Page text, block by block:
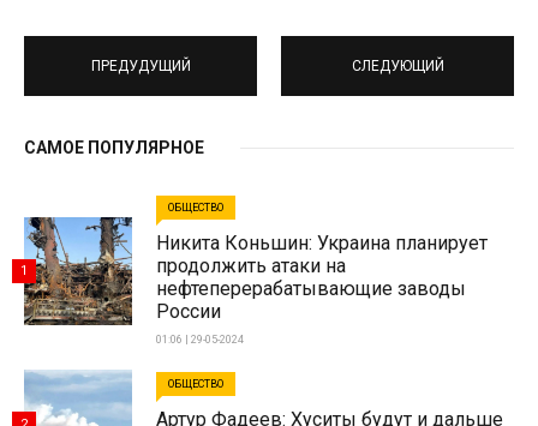
ПРЕДУДУЩИЙ СЛЕДУЮЩИЙ
САМОЕ ПОПУЛЯРНОЕ
ОБЩЕСТВО
Никита Коньшин: Украина планирует
продолжить атаки на
нефтеперерабатывающие заводы
России
01:06 | 29-05-2024
1
ОБЩЕСТВО
Артур Фадеев: Хуситы будут и дальше